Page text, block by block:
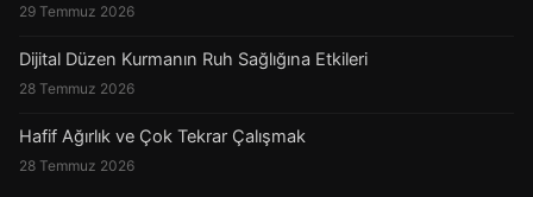
29 Temmuz 2026
Dijital Düzen Kurmanın Ruh Sağlığına Etkileri
28 Temmuz 2026
Hafif Ağırlık ve Çok Tekrar Çalışmak
28 Temmuz 2026